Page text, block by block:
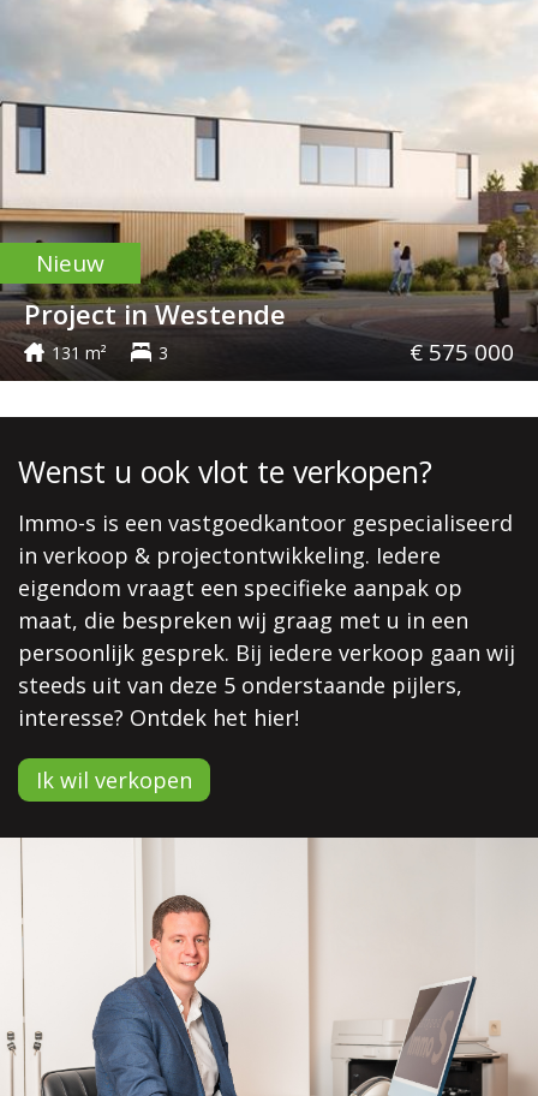
Nieuw
Project in Westende
131 m² 3 € 575 000
Wenst u ook vlot te verkopen?
Immo-s is een vastgoedkantoor gespecialiseerd
in verkoop & projectontwikkeling. Iedere
eigendom vraagt een specifieke aanpak op
maat, die bespreken wij graag met u in een
persoonlijk gesprek. Bij iedere verkoop gaan wij
steeds uit van deze 5 onderstaande pijlers,
interesse? Ontdek het hier!
Ik wil verkopen